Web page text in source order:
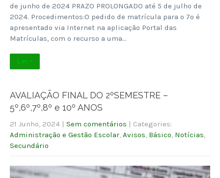
de junho de 2024 PRAZO PROLONGADO até 5 de julho de
2024. Procedimentos:O pedido de matrícula para o 7º é
apresentado via Internet na aplicação Portal das
Matrículas, com o recurso a uma…
Ler +
AVALIAÇÃO FINAL DO 2ºSEMESTRE –
5º,6º,7º,8º e 10º ANOS
21 Junho, 2024 | Sem comentários | Categories:
Administração e Gestão Escolar Avisos Básico Notícias
Secundário